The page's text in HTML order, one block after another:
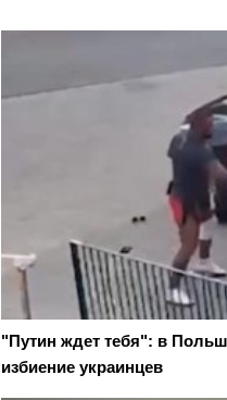
"Путин ждет тебя": в
избиение украинцев